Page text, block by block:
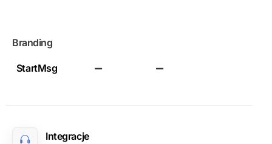
Branding
StartMsg
Integracje